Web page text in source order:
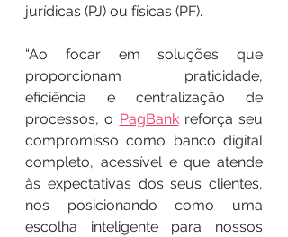
jurídicas (PJ) ou físicas (PF).
“Ao focar em soluções que
proporcionam praticidade,
eficiência e centralização de
processos, o PagBank reforça seu
compromisso como banco digital
completo, acessível e que atende
às expectativas dos seus clientes,
nos posicionando como uma
escolha inteligente para nossos